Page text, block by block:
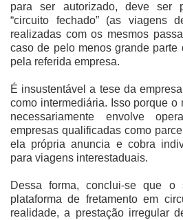
para ser autorizado, deve ser
“circuito fechado” (as
realizadas com os mesmos
caso de pelo menos grande parte
pela referida empresa.
É insustentável a tese da
como intermediária. Isso porque o
necessariamente envolve
empresas qualificadas como
ela própria anuncia e cobra
para viagens interestaduais.
Dessa forma, conclui-se que o
plataforma de fretamento em
realidade, a prestação irregular